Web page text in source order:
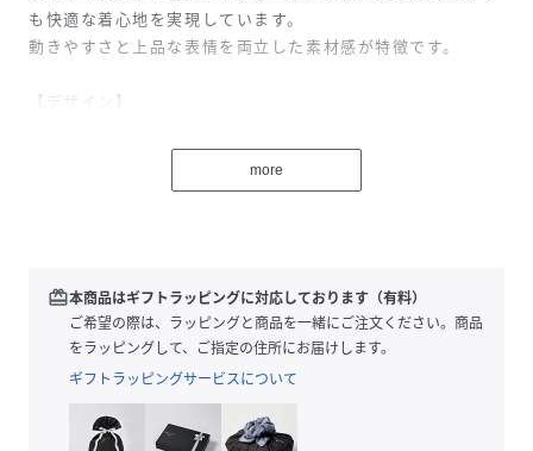
も快適な着心地を実現しています。
動きやすさと上品な表情を両立した素材感が特徴です。
【デザイン】
高いシャツデザイン。
背中には細かなギャザーを入れることで、肩回りの可動域を
【コーディネート】
ジャケットやセットアップのインナーとして活躍するシャツ
です。
性別タイプ
more
redeem本商品はギフトラッピングに対応しております（有料）
ご希望の際は、ラッピングと商品を一緒にご注文ください。商品
をラッピングして、ご指定の住所にお届けします。
ギフトラッピングサービスについて